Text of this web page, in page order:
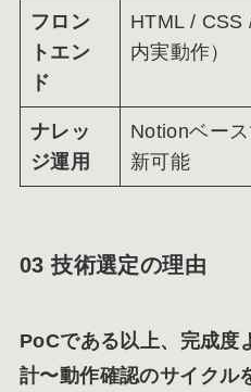
フロン
トエン
ド
HTML / CSS
内実動作）
ナレッ
ジ運用
Notionベー
新可能
03 技術選定の理由
PoCである以上、完成度
計〜動作確認のサイクル